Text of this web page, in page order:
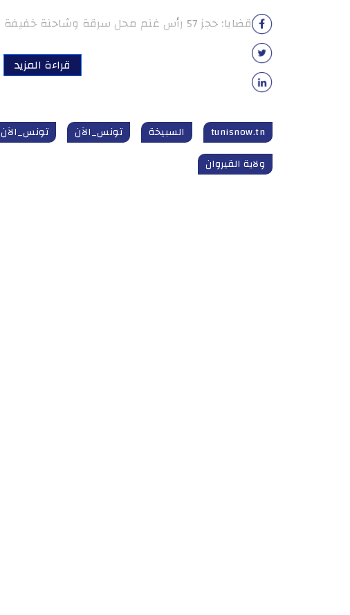
قضايا: حجز 57 رأس غنم محل سرقة وشاحنة خفيفة يقع استغلالها في نقل المسروق.
قراءة المزيد
tunisnow.tn السبيخة تونس_الآن تونس_الآن tunisnow.tn
ولاية القيروان